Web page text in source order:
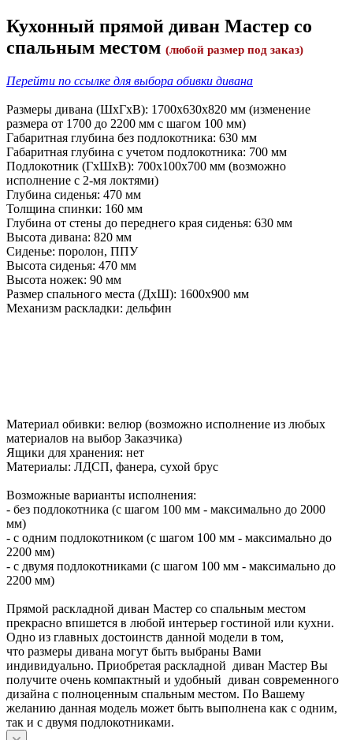
Кухонный прямой диван Мастер со
спальным местом (любой размер под заказ)
Перейти по ссылке для выбора обивки дивана
Размеры дивана (ШхГхВ): 1700х630х820 мм (изменение
размера от 1700 до 2200 мм с шагом 100 мм)
Габаритная глубина без подлокотника: 630 мм
Габаритная глубина с учетом подлокотника: 700 мм
Подлокотник (ГхШхВ): 700х100х700 мм (возможно
исполнение с 2-мя локтями)
Глубина сиденья: 470 мм
Толщина спинки: 160 мм
Глубина от стены до переднего края сиденья: 630 мм
Высота дивана: 820 мм
Сиденье: поролон, ППУ
Высота сиденья: 470 мм
Высота ножек: 90 мм
Размер спального места (ДхШ): 1600х900 мм
Механизм раскладки: дельфин
Материал обивки: велюр (возможно исполнение из любых
материалов на выбор Заказчика)
Ящики для хранения: нет
Материалы: ЛДСП, фанера, сухой брус
Возможные варианты исполнения:
- без подлокотника (с шагом 100 мм - максимально до 2000
мм)
- с одним подлокотником (с шагом 100 мм - максимально до
2200 мм)
- с двумя подлокотниками (с шагом 100 мм - максимально до
2200 мм)
Прямой раскладной диван Мастер со спальным местом
прекрасно впишется в любой интерьер гостиной или кухни.
Одно из главных достоинств данной модели в том,
что размеры дивана могут быть выбраны Вами
индивидуально. Приобретая раскладной диван Мастер Вы
получите очень компактный и удобный диван современного
дизайна с полноценным спальным местом. По Вашему
желанию данная модель может быть выполнена как с одним,
так и с двумя подлокотниками.